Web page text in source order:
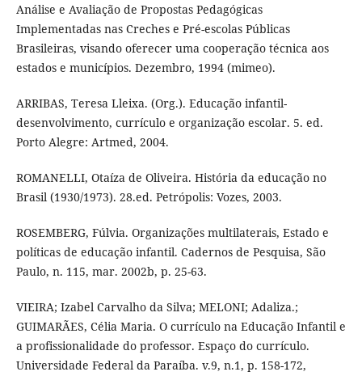
Análise e Avaliação de Propostas Pedagógicas
Implementadas nas Creches e Pré-escolas Públicas
Brasileiras, visando oferecer uma cooperação técnica aos
estados e municípios. Dezembro, 1994 (mimeo).
ARRIBAS, Teresa Lleixa. (Org.). Educação infantil-
desenvolvimento, currículo e organização escolar. 5. ed.
Porto Alegre: Artmed, 2004.
ROMANELLI, Otaíza de Oliveira. História da educação no
Brasil (1930/1973). 28.ed. Petrópolis: Vozes, 2003.
ROSEMBERG, Fúlvia. Organizações multilaterais, Estado e
políticas de educação infantil. Cadernos de Pesquisa, São
Paulo, n. 115, mar. 2002b, p. 25-63.
VIEIRA; Izabel Carvalho da Silva; MELONI; Adaliza.;
GUIMARÃES, Célia Maria. O currículo na Educação Infantil e
a profissionalidade do professor. Espaço do currículo.
Universidade Federal da Paraíba. v.9, n.1, p. 158-172,